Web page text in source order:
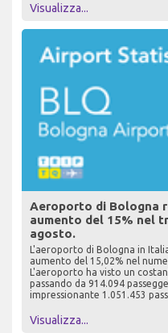
Visualizza...
Aeroporto di Bologna
aumento del 15% nel
agosto.
L'aeroporto di Bologna in
aumento del 15,02% nel
L'aeroporto ha visto un
passando da 914.094
impressionante 1.051.453
Visualizza...